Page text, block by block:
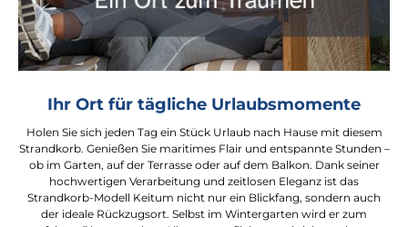
Ihr Ort für tägliche Urlaubsmomente
Holen Sie sich jeden Tag ein Stück Urlaub nach Hause mit diesem
Strandkorb. Genießen Sie maritimes Flair und entspannte Stunden –
ob im Garten, auf der Terrasse oder auf dem Balkon. Dank seiner
hochwertigen Verarbeitung und zeitlosen Eleganz ist das
Strandkorb-Modell Keitum nicht nur ein Blickfang, sondern auch
der ideale Rückzugsort. Selbst im Wintergarten wird er zum